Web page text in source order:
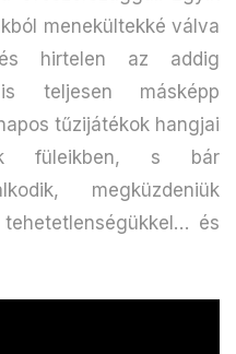
menekültekké válva
hirtelen az addig
teljesen másképp
tűzijátékok hangjai
füleikben, s bár
megküzdeniük
és